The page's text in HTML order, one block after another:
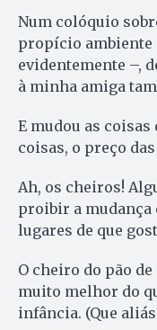
Num colóquio
propício ambiente
evidentemente –,
à minha amiga
E mudou as coisas
coisas, o preço
Ah, os cheiros!
proibir a mudança
lugares de que
O cheiro do pão
muito melhor do
infância. (Que